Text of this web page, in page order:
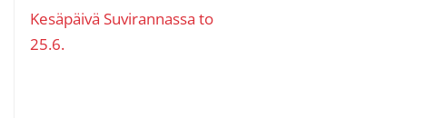
Kesäpäivä Suvirannassa to
25.6.